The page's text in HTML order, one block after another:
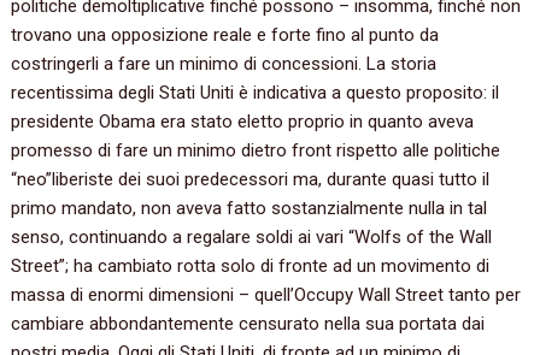
politiche demoltiplicative finché possono – insomma, finché non
trovano una opposizione reale e forte fino al punto da
costringerli a fare un minimo di concessioni. La storia
recentissima degli Stati Uniti è indicativa a questo proposito: il
presidente Obama era stato eletto proprio in quanto aveva
promesso di fare un minimo dietro front rispetto alle politiche
“neo”liberiste dei suoi predecessori ma, durante quasi tutto il
primo mandato, non aveva fatto sostanzialmente nulla in tal
senso, continuando a regalare soldi ai vari “Wolfs of the Wall
Street”; ha cambiato rotta solo di fronte ad un movimento di
massa di enormi dimensioni – quell’Occupy Wall Street tanto per
cambiare abbondantemente censurato nella sua portata dai